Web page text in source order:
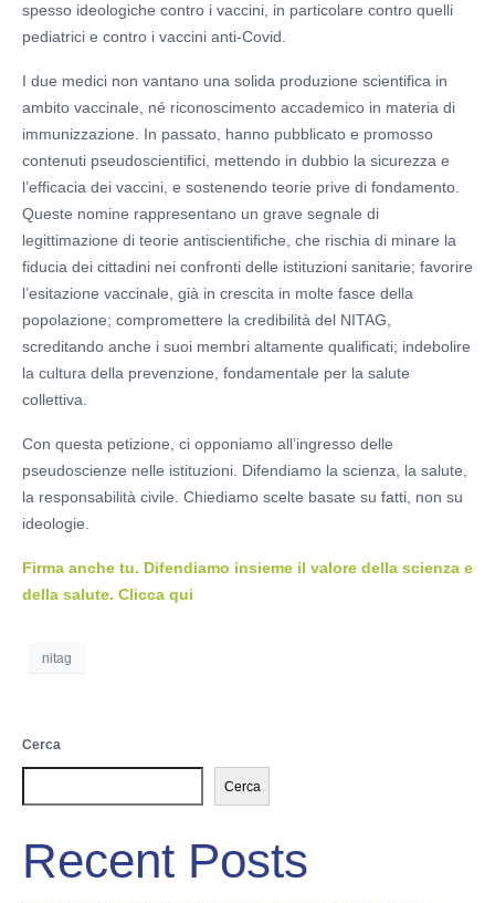
spesso ideologiche contro i vaccini, in particolare contro quelli
pediatrici e contro i vaccini anti-Covid.
I due medici non vantano una solida produzione scientifica in
ambito vaccinale, né riconoscimento accademico in materia di
immunizzazione. In passato, hanno pubblicato e promosso
contenuti pseudoscientifici, mettendo in dubbio la sicurezza e
l’efficacia dei vaccini, e sostenendo teorie prive di fondamento.
Queste nomine rappresentano un grave segnale di
legittimazione di teorie antiscientifiche, che rischia di minare la
fiducia dei cittadini nei confronti delle istituzioni sanitarie; favorire
l’esitazione vaccinale, già in crescita in molte fasce della
popolazione; compromettere la credibilità del NITAG,
screditando anche i suoi membri altamente qualificati; indebolire
la cultura della prevenzione, fondamentale per la salute
collettiva.
Con questa petizione, ci opponiamo all’ingresso delle
pseudoscienze nelle istituzioni. Difendiamo la scienza, la salute,
la responsabilità civile. Chiediamo scelte basate su fatti, non su
ideologie.
Firma anche tu. Difendiamo insieme il valore della scienza e
della salute. Clicca qui
nitag
Cerca
Cerca
Recent Posts